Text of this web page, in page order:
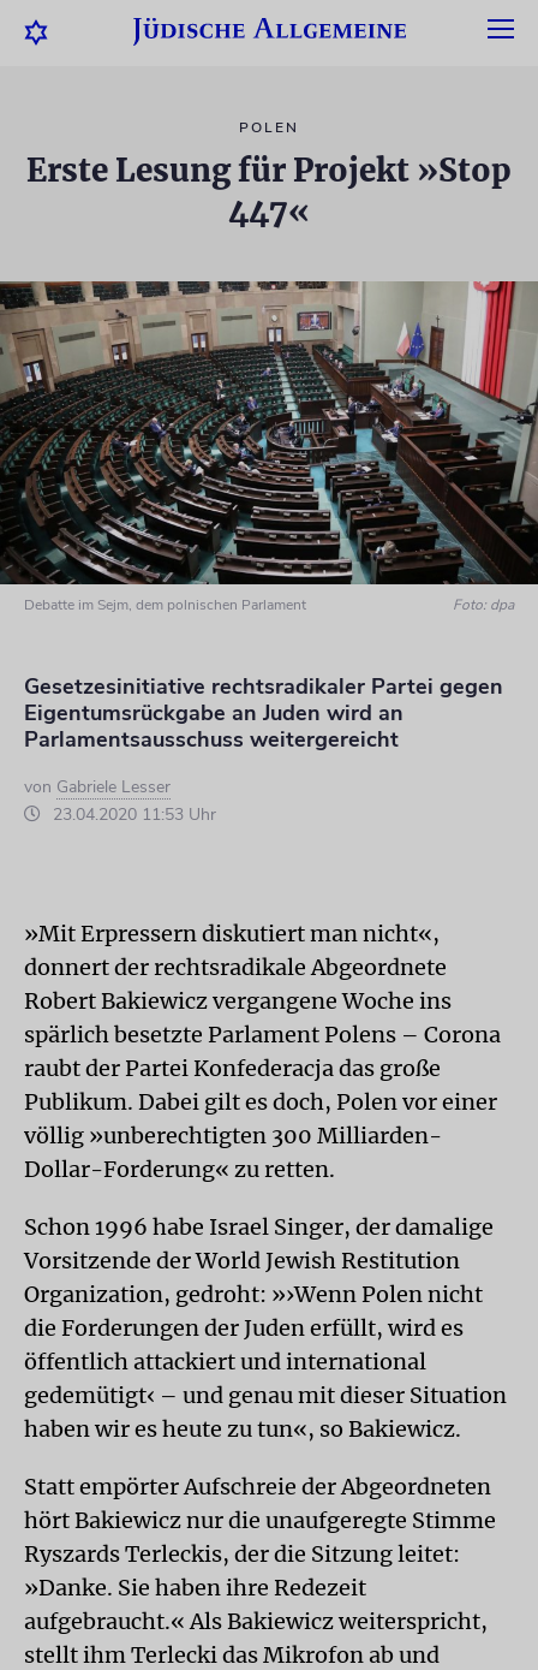
POLEN
Erste Lesung für Projekt »Stop
447«
Debatte im Sejm, dem polnischen Parlament Foto: dpa
Gesetzesinitiative rechtsradikaler Partei gegen
Eigentumsrückgabe an Juden wird an
Parlamentsausschuss weitergereicht
von Gabriele Lesser
23.04.2020 11:53 Uhr
»Mit Erpressern diskutiert man nicht«,
donnert der rechtsradikale Abgeordnete
Robert Bakiewicz vergangene Woche ins
spärlich besetzte Parlament Polens – Corona
raubt der Partei Konfederacja das große
Publikum. Dabei gilt es doch, Polen vor einer
völlig »unberechtigten 300 Milliarden-
Dollar-Forderung« zu retten.
Schon 1996 habe Israel Singer, der damalige
Vorsitzende der World Jewish Restitution
Organization, gedroht: »›Wenn Polen nicht
die Forderungen der Juden erfüllt, wird es
öffentlich attackiert und international
gedemütigt‹ – und genau mit dieser Situation
haben wir es heute zu tun«, so Bakiewicz.
Statt empörter Aufschreie der Abgeord­neten
hört Bakiewicz nur die unaufgeregte Stimme
Ryszards Terleckis, der die Sitzung leitet:
»Danke. Sie haben ihre Redezeit
aufgebraucht.« Als Bakiewicz weiterspricht,
stellt ihm Terlecki das Mikrofon ab und